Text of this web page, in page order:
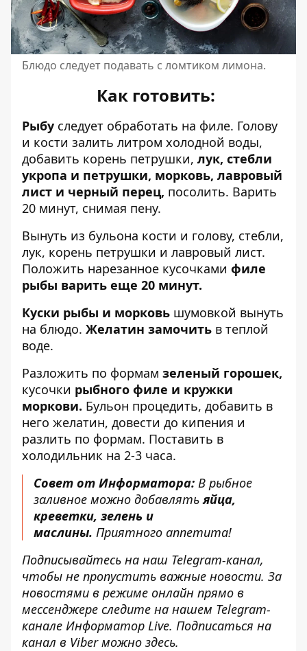
Блюдо следует подавать с ломтиком лимона.
Как готовить:
Рыбу следует обработать на филе. Голову
и кости залить литром холодной воды,
добавить корень петрушки, лук, стебли
укропа и петрушки, морковь, лавровый
лист и черный перец, посолить. Варить
20 минут, снимая пену.
Вынуть из бульона кости и голову, стебли,
лук, корень петрушки и лавровый лист.
Положить нарезанное кусочками филе
рыбы варить еще 20 минут.
Куски рыбы и морковь шумовкой вынуть
на блюдо. Желатин замочить в теплой
воде.
Разложить по формам зеленый горошек,
кусочки рыбного филе и кружки
моркови. Бульон процедить, добавить в
него желатин, довести до кипения и
разлить по формам. Поставить в
холодильник на 2-3 часа.
Совет от Информатора: В рыбное
заливное можно добавлятьяйца,
креветки, зелень и
маслины. Приятного аппетита!
Подписывайтесь на наш Telegram-канал,
чтобы не пропустить важные новости. За
новостями в режиме онлайн прямо в
мессенджере следите на нашем Telegram-
канале Информатор Live. Подписаться на
канал в Viber можно здесь.